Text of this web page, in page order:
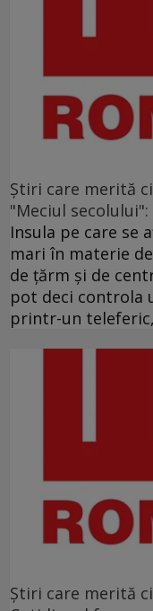
Ştiri care merită
"Meciul
Insula pe care se
mari în materie
de ţărm şi de
pot deci controla
printr-un
Ştiri care merită